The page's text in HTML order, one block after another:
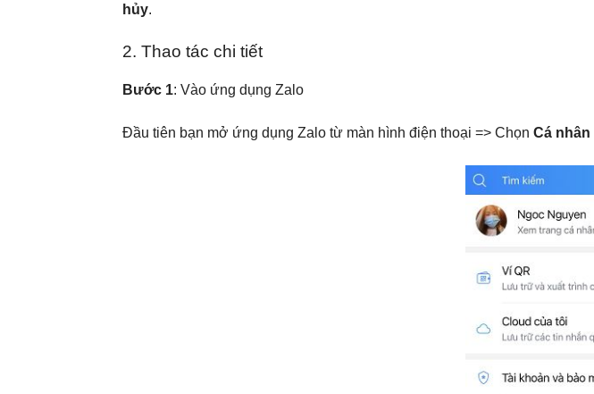
hủy.
2. Thao tác chi tiết
Bước 1: Vào ứng dụng Zalo
Đầu tiên bạn mở ứng dụng Zalo từ màn hình điện thoại => Chọn Cá nhân